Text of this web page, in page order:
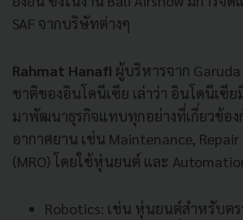
SAF จากบริษัทต่างๆ
Rahmat Hanafi ผู้บริหารจาก
ชาติของอินโดนีเซีย เล่าว่า อินโดนีเซีย
มาพัฒนาธุรกิจแทบทุกอย่างที่เกี่ยวข้อง
อากาศยาน เช่น Maintenance, Repair
(MRO) โดยใช้หุ่นยนต์ และ
Robotics: เช่น หุ่นยนต์สำหรับต